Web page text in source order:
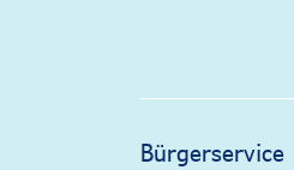
Bürgerservice